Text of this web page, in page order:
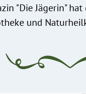
"Die Jägerin"
und